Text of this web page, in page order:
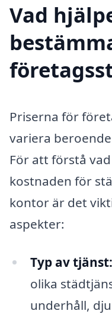
Vad
Priserna för
variera
För att förstå
kostnaden för
kontor är det
aspekter:
Typ av tjänst:
olika
underhåll,